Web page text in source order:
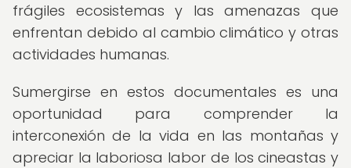
frágiles ecosistemas y las amenazas que
enfrentan debido al cambio climático y otras
actividades humanas.
Sumergirse en estos documentales es una
oportunidad para comprender la
interconexión de la vida en las montañas y
apreciar la laboriosa labor de los cineastas y